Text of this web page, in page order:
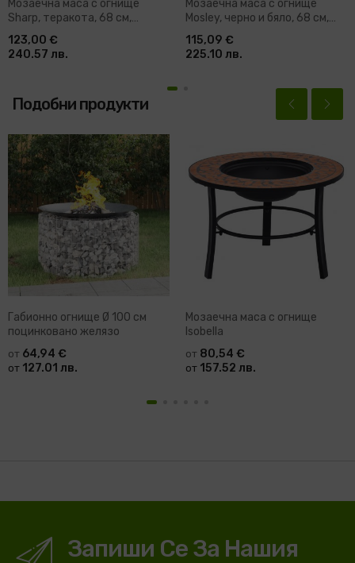
Мозаечна маса с огнище
Sharp, теракота, 68 см,
керамика
123,00 €
240.57 лв.
Мозаечна маса с огнище
Mosley, черно и бяло, 68 см,
керамика
115,09 €
225.10 лв.
Подобни продукти
Габионно огнище Ø 100 см
поцинковано желязо
от 64,94 €
от 127.01 лв.
Мозаечна маса с огнище
Isobella
от 80,54 €
от 157.52 лв.
Запиши Се За Нашия